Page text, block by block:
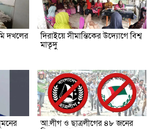
দখলের দিরাইয়ে সীমান্তিকের উদ্যোগে বিশ্ব
মাতৃদু
আ.লীগ ও ছাত্রলীগের ৪৮ জনের